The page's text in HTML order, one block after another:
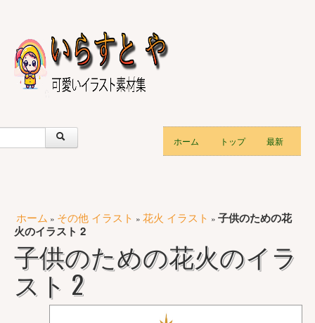
ホーム トップ 最新
ホーム » その他 イラスト » 花火 イラスト » 子供のための花
火のイラスト 2
子供のための花火のイラ
スト 2